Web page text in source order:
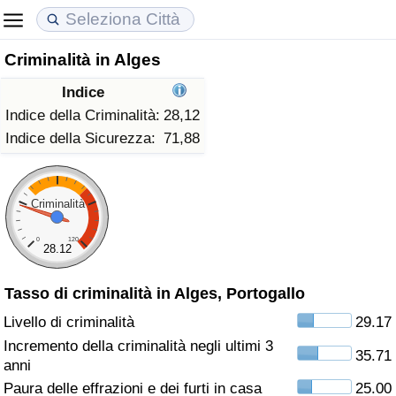
Criminalità in Alges
Indice
Indice della Criminalità: 28,12
Indice della Sicurezza: 71,88
Criminalità
0 120
28.12
Tasso di criminalità in Alges, Portogallo
Livello di criminalità
29.17
Incremento della criminalità negli ultimi 3
anni
35.71
Paura delle effrazioni e dei furti in casa
25.00
Costo della vita
Indice Del Costo Della Vita (corrente)
Indice Del Costo Della Vita
Indice del Costo della Vita per Nazione
ad Aqaba
Prezzi degli immobili
Indice del Prezzo delle Case (Corrente)
Indice del Prezzo delle Case
Indice del Prezzo delle Case per Nazione
Qualità della Vita
Indice della Qualità della Vita
Indice della Qualità della Vita (Corrente)
Indice della qualità della vita per Paese
Criminalità
Indice del Tasso di Criminalità (Corrente)
Indice della Criminalità
Indice di criminalità per paese